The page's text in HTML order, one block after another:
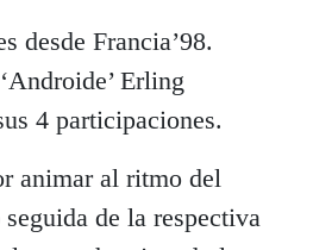
desde Francia’98.
Erling
4 participaciones.
animar al ritmo del
de la respectiva